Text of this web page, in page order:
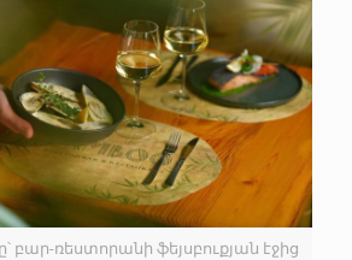
բար-ռեստորանի ֆեյսբուքյան էջից